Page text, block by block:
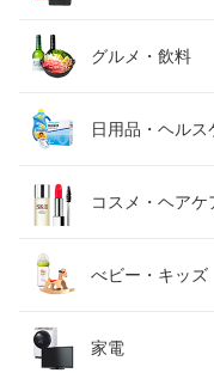
レディースファ
メンズファッシ
キッズファッシ
ベビーファッシ
インナー・下着
グルメ・飲料
食品
スイーツ・お菓
水・ソフトドリ
ビール・洋酒
日用品・ヘルス
日用品雑貨・文
ダイエット・健康
医薬品・コンタ
コスメ・ヘアケ
美容・コスメ・
べビー・キッズ
キッズ・ベビー
家電